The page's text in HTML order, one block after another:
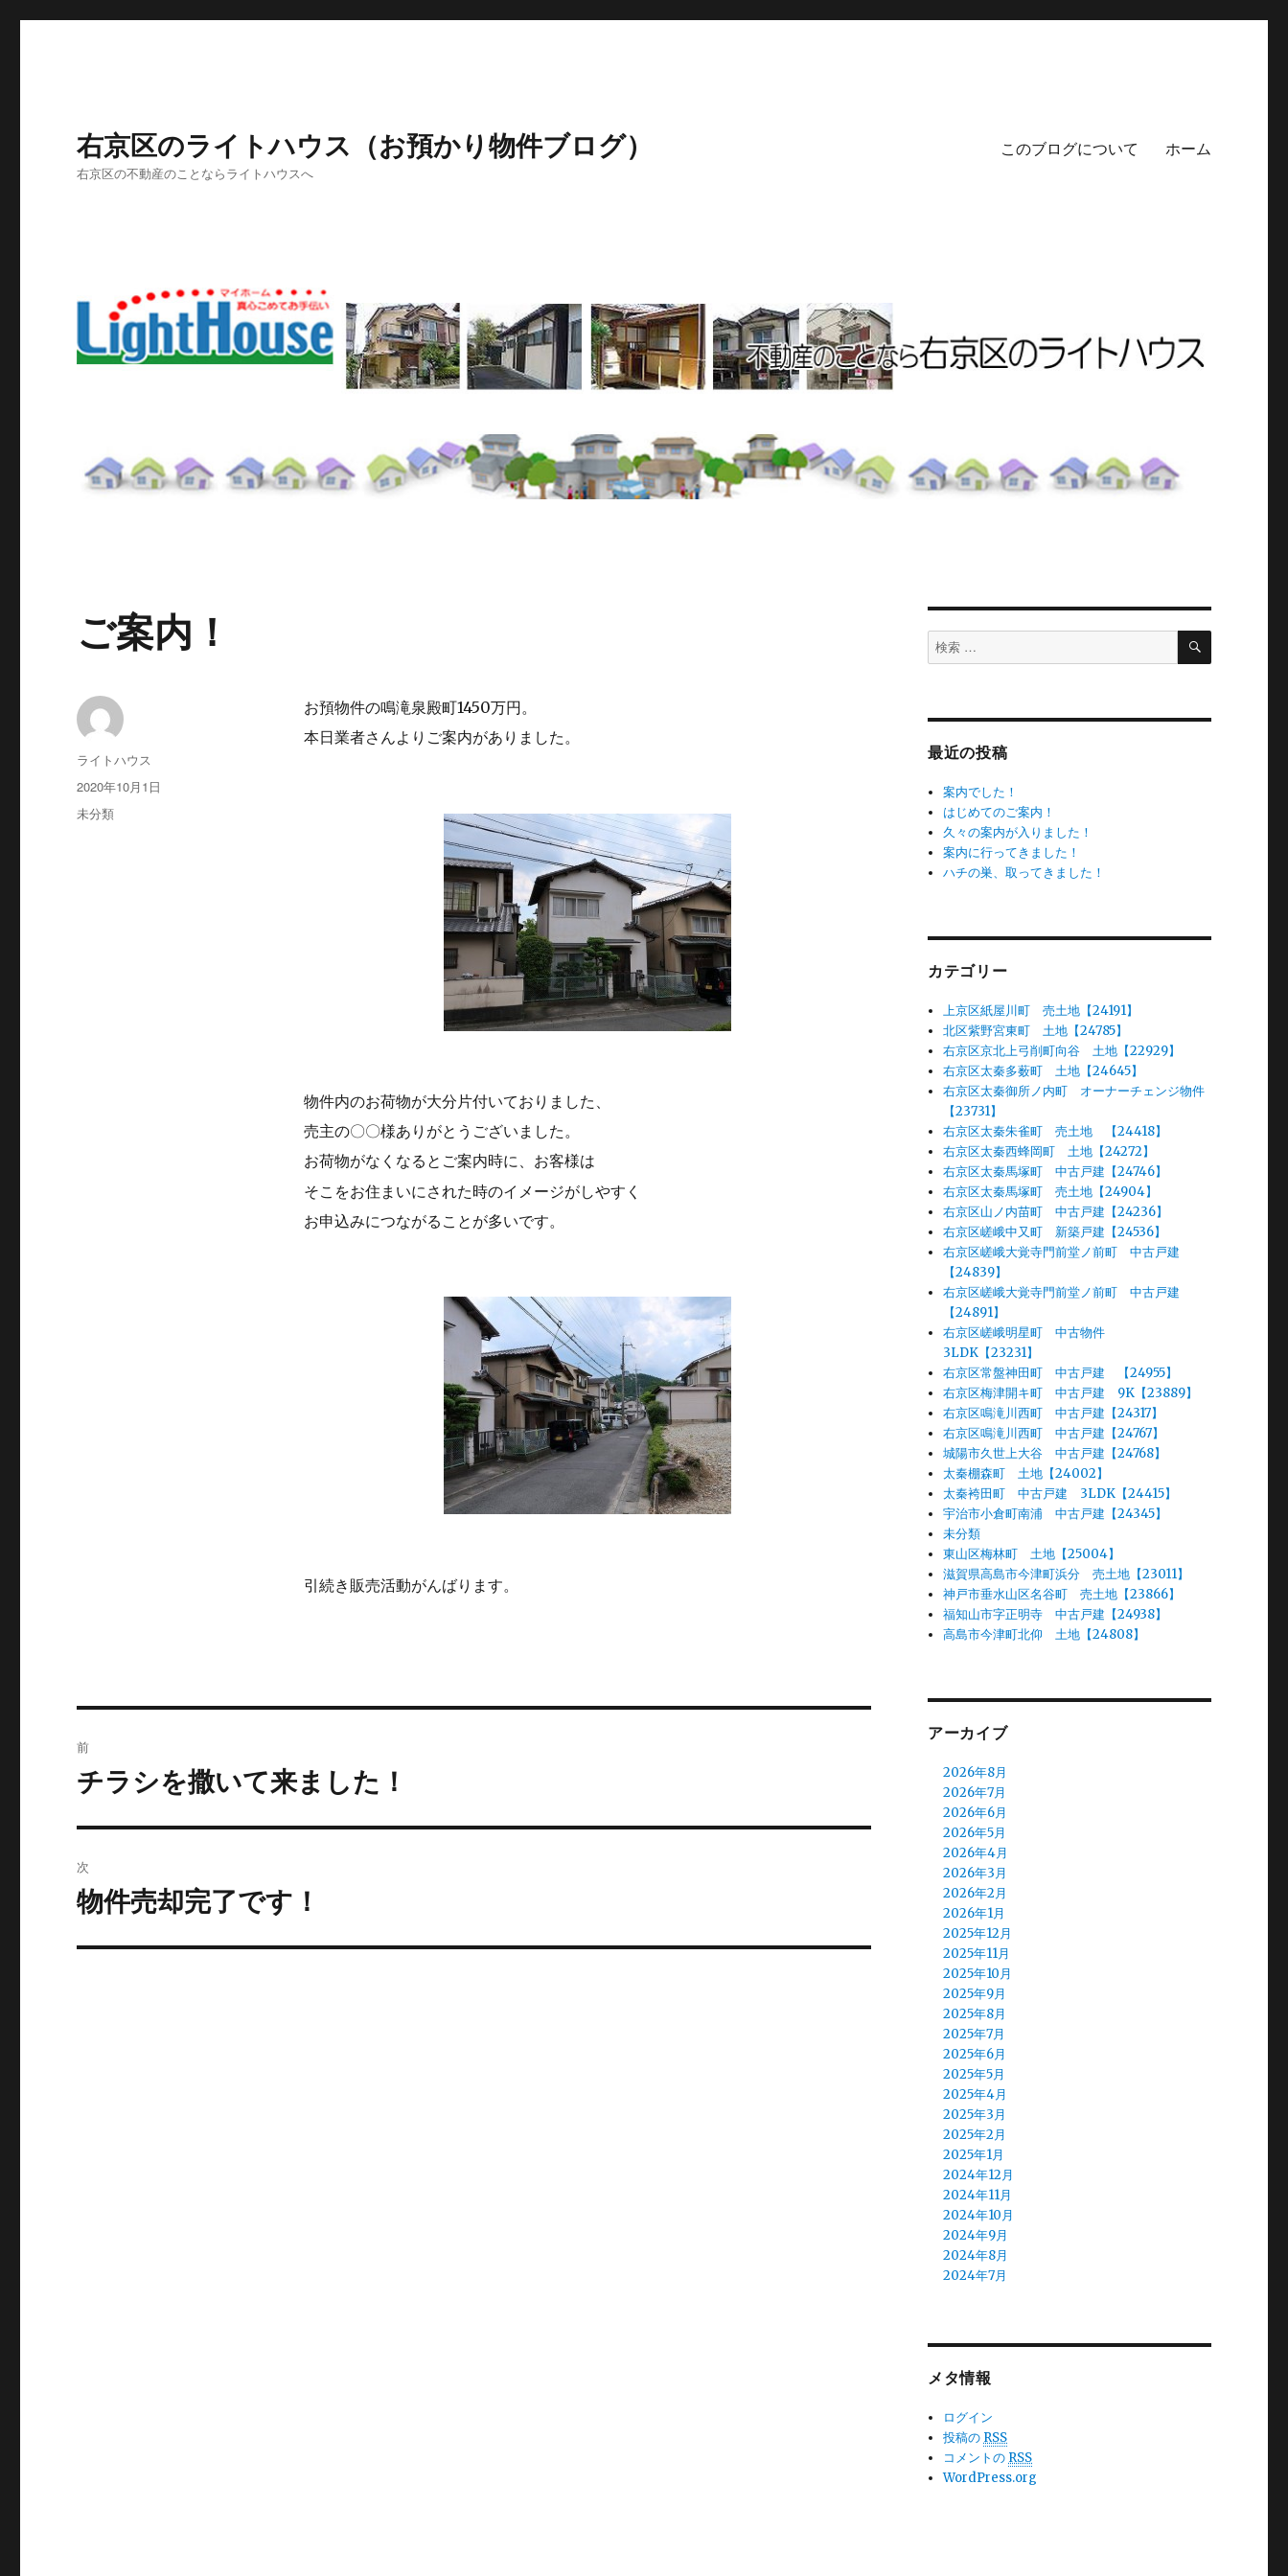
右京区のライトハウス（お預かり物件ブログ）
右京区の不動産のことならライトハウスへ
このブログについて ホーム
ご案内！
お預物件の鳴滝泉殿町1450万円。
本日業者さんよりご案内がありました。
物件内のお荷物が大分片付いておりました、
売主の〇〇様ありがとうございました。
お荷物がなくなるとご案内時に、お客様は
そこをお住まいにされた時のイメージがしやすく
お申込みにつながることが多いです。
引続き販売活動がんばります。
投
稿
ライトハウス
投
稿
2020年10月1日
カ
未分類
稿
ゲ
前
過
の
投
稿:
チラシを撒いて来ました！
次
次
投
物件売却完了です！
検
索
検
最近の投稿
案内でした！
はじめてのご案内！
久々の案内が入りました！
案内に行ってきました！
ハチの巣、取ってきました！
カテゴリー
上京区紙屋川町 売土地【24191】
北区紫野宮東町 土地【24785】
右京区京北上弓削町向谷 土地【22929】
右京区太秦多薮町 土地【24645】
右京区太秦御所ノ内町 オーナーチェンジ物件
【23731】
右京区太秦朱雀町 売土地 【24418】
右京区太秦西蜂岡町 土地【24272】
右京区太秦馬塚町 中古戸建【24746】
右京区太秦馬塚町 売土地【24904】
右京区山ノ内苗町 中古戸建【24236】
右京区嵯峨中又町 新築戸建【24536】
右京区嵯峨大覚寺門前堂ノ前町 中古戸建
【24839】
右京区嵯峨大覚寺門前堂ノ前町 中古戸建
【24891】
右京区嵯峨明星町 中古物件
3LDK【23231】
右京区常盤神田町 中古戸建 【24955】
右京区梅津開キ町 中古戸建 9K【23889】
右京区鳴滝川西町 中古戸建【24317】
右京区鳴滝川西町 中古戸建【24767】
城陽市久世上大谷 中古戸建【24768】
太秦棚森町 土地【24002】
太秦袴田町 中古戸建 3LDK【24415】
宇治市小倉町南浦 中古戸建【24345】
未分類
東山区梅林町 土地【25004】
滋賀県高島市今津町浜分 売土地【23011】
神戸市垂水山区名谷町 売土地【23866】
福知山市字正明寺 中古戸建【24938】
高島市今津町北仰 土地【24808】
アーカイブ
2026年8月
2026年7月
2026年6月
2026年5月
2026年4月
2026年3月
2026年2月
2026年1月
2025年12月
2025年11月
2025年10月
2025年9月
2025年8月
2025年7月
2025年6月
2025年5月
2025年4月
2025年3月
2025年2月
2025年1月
2024年12月
2024年11月
2024年10月
2024年9月
2024年8月
2024年7月
2024年2月
2023年12月
2023年11月
2023年10月
2023年9月
メタ情報
ログイン
投稿の RSS
コメントの RSS
WordPress.org